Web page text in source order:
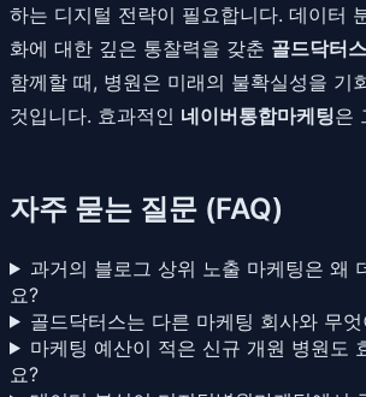
하는 디지털 전략이 필요합니다. 데이터
화에 대한 깊은 통찰력을 갖춘 골드닥터스
함께할 때, 병원은 미래의 불확실성을 기
것입니다. 효과적인 네이버통합마케팅은
자주 묻는 질문 (FAQ)
과거의 블로그 상위 노출 마케팅은 왜
요?
골드닥터스는 다른 마케팅 회사와 무
마케팅 예산이 적은 신규 개원 병원도
요?